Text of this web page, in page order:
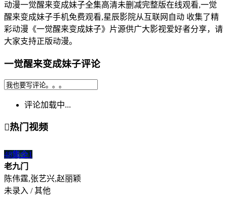
动漫一觉醒来变成妹子全集高清未删减完整版在线观看,一觉
醒来变成妹子手机免费观看,星辰影院从互联网自动 收集了精
彩动漫《一觉醒来变成妹子》片源供广大影视爱好者分享，请
大家支持正版动漫。
一觉醒来变成妹子评论
评论加载中...
热门视频
48集全1
老九门
陈伟霆,张艺兴,赵丽颖
未录入 / 其他